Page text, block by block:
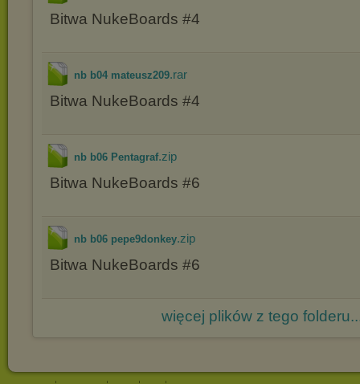
Bitwa NukeBoards #4
nb b04 mateusz209.rar
Bitwa NukeBoards #4
nb b06 Pentagraf.zip
Bitwa NukeBoards #6
nb b06 pepe9donkey.zip
Bitwa NukeBoards #6
więcej plików z tego